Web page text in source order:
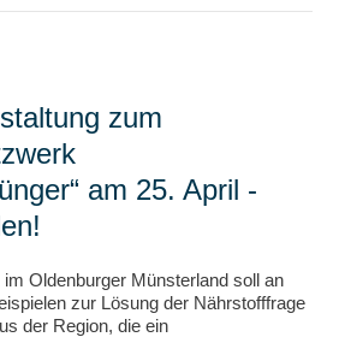
zum
am 25. April -
Oldenburger Münsterland soll an
zur Lösung der Nährstofffrage
der Region, die ein